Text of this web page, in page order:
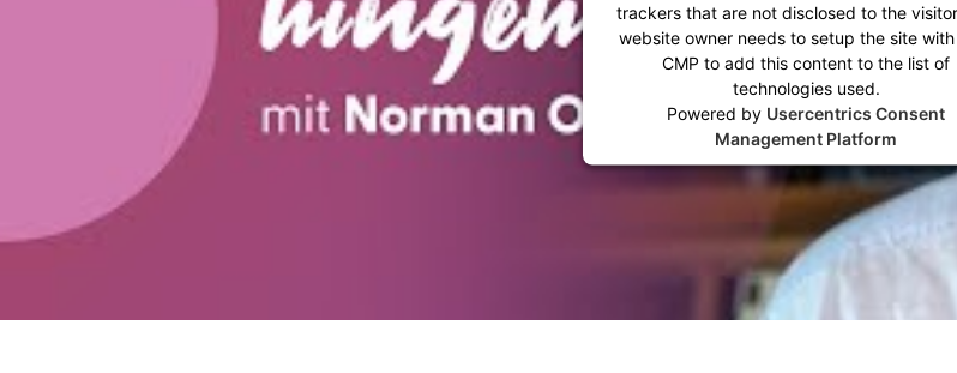
trackers that are not disclosed to the
website owner needs to setup the site
CMP to add this content to the list of
technologies used.
Powered by Usercentrics Consent
Management Platform